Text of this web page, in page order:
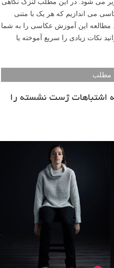
عکاسی می اندازیم که هر یک با متنی
این آموزش عکاسی را به شما
نکات زیادی را سریع آموخته یا
مطلب
ژست نشسته را